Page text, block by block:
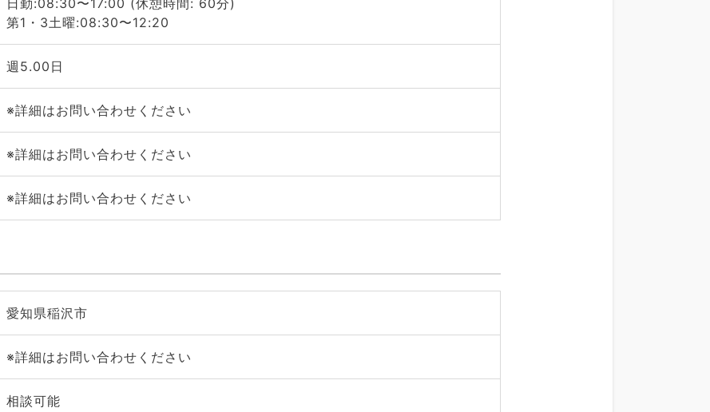
日勤:08:30〜17:00 (休憩時間: 60分)
第1・3土曜:08:30〜12:20
週5.00日
※詳細はお問い合わせください
※詳細はお問い合わせください
※詳細はお問い合わせください
愛知県稲沢市
※詳細はお問い合わせください
相談可能